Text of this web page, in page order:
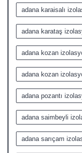
adana karaisalı
adana karataş
adana kozan
adana kozan
adana pozantı
adana saimbeyli
adana sarıçam